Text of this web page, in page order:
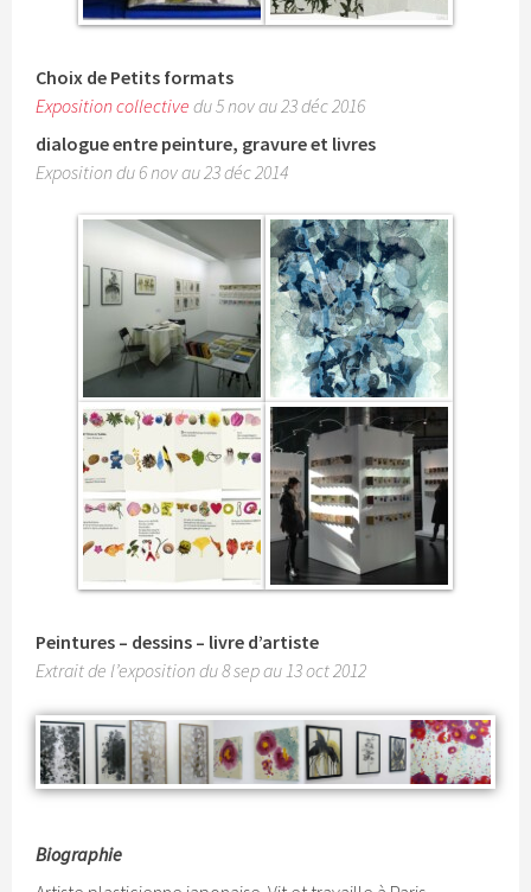
Choix de Petits formats
Exposition collective du 5 nov au 23 déc 2016
dialogue entre peinture, gravure et livres
Exposition du 6 nov au 23 déc 2014
Peintures – dessins – livre d’artiste
Extrait de l’exposition du 8 sep au 13 oct 2012
Biographie